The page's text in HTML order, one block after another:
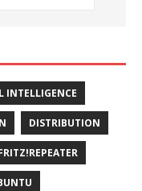
INTELLIGENCE
DISTRIBUTION